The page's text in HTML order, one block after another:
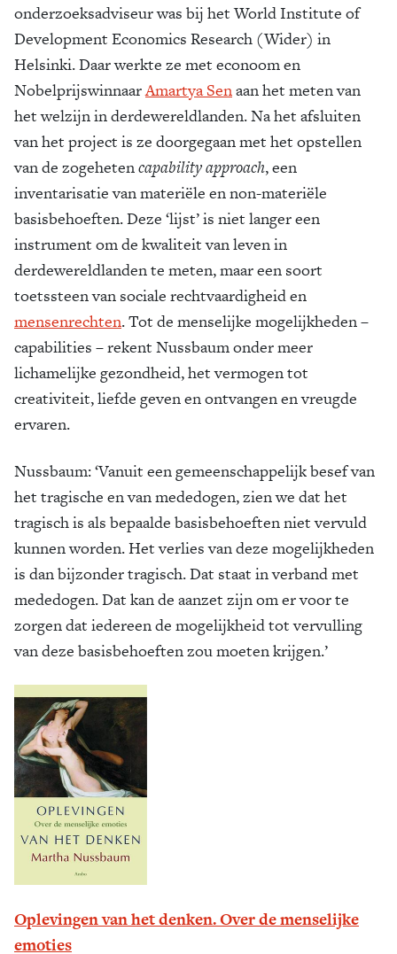
onderzoeksadviseur was bij het World Institute of
Development Economics Research (Wider) in
Helsinki. Daar werkte ze met econoom en
NobelprijswinnaarAmartya Senaan het meten van
het welzijn in derdewereldlanden. Na het afsluiten
van het project is ze doorgegaan met het opstellen
van de zogehetencapability approach, een
inventarisatie van materiële en non-materiële
basisbehoeften. Deze ‘lijst’ is niet langer een
instrument om de kwaliteit van leven in
derdewereldlanden te meten, maar een soort
toetssteen van sociale rechtvaardigheid en
mensenrechten. Tot de menselijke mogelijkheden –
capabilities – rekent Nussbaum onder meer
lichamelijke gezondheid, het vermogen tot
creativiteit, liefde geven en ontvangen en vreugde
ervaren.
Nussbaum: ‘Vanuit een gemeenschappelijk besef van
het tragische en van mededogen, zien we dat het
tragisch is als bepaalde basisbehoeften niet vervuld
kunnen worden. Het verlies van deze mogelijkheden
is dan bijzonder tragisch. Dat staat in verband met
mededogen. Dat kan de aanzet zijn om er voor te
zorgen dat iedereen de mogelijkheid tot vervulling
van deze basisbehoeften zou moeten krijgen.’
Oplevingen van het denken. Over de menselijke
emoties